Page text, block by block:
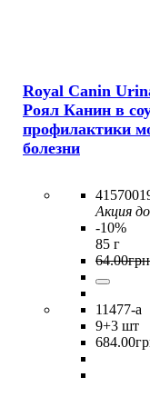
Royal Canin
Роял Канин в
профилактики
болезни
Акция
-10%
85 г
64.00грн
11477-a
9+3 шт
684.00